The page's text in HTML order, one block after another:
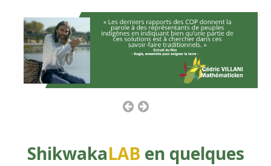
previous
slide
next
ShikwakaLAB en quelques